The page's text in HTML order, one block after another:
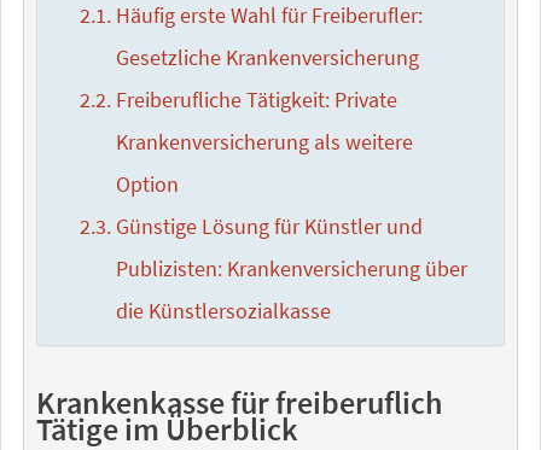
Häufig erste Wahl für Freiberufler:
Gesetzliche Krankenversicherung
Freiberufliche Tätigkeit: Private
Krankenversicherung als weitere
Option
Günstige Lösung für Künstler und
Publizisten: Krankenversicherung über
die Künstlersozialkasse
Krankenkasse für freiberuflich
Tätige im Überblick